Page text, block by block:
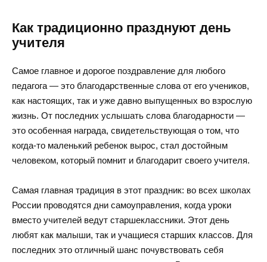
Как традиционно празднуют день
учителя
Самое главное и дорогое поздравление для любого
педагога — это благодарственные слова от его учеников,
как настоящих, так и уже давно выпущенных во взрослую
жизнь. От последних услышать слова благодарности —
это особенная награда, свидетельствующая о том, что
когда-то маленький ребенок вырос, стал достойным
человеком, который помнит и благодарит своего учителя.
Самая главная традиция в этот праздник: во всех школах
России проводятся дни самоуправления, когда уроки
вместо учителей ведут старшеклассники. Этот день
любят как малыши, так и учащиеся старших классов. Для
последних это отличный шанс почувствовать себя